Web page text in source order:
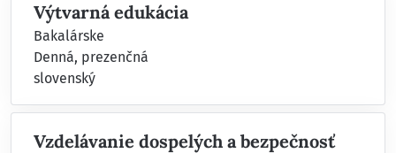
Výtvarná edukácia
Bakalárske
Denná, prezenčná
slovenský
Vzdelávanie dospelých a bezpečnosť